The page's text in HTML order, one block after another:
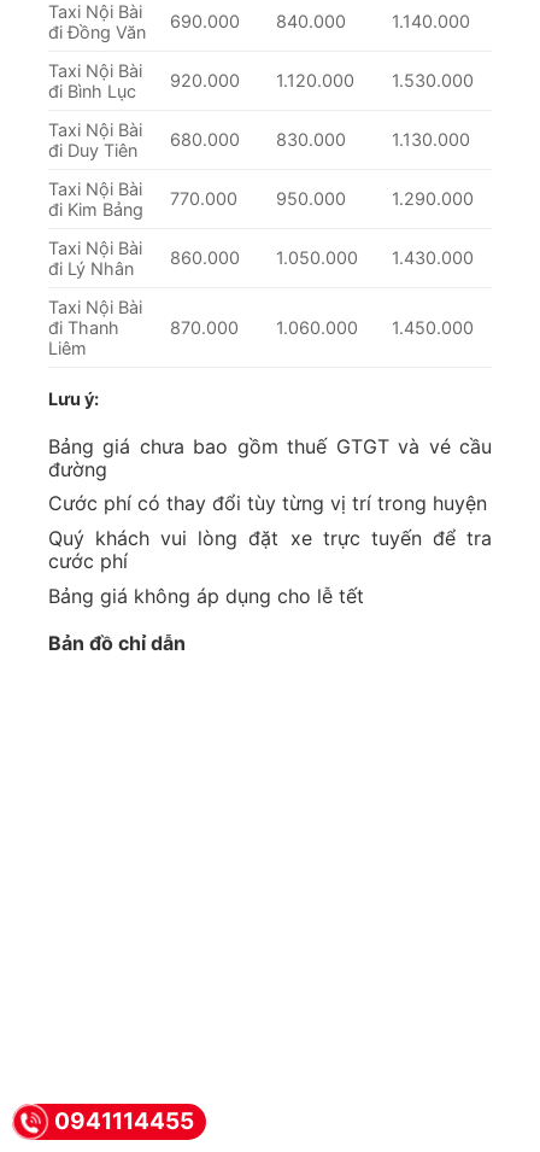
Taxi Nội Bài
đi Đồng Văn
690.000 840.000 1.140.000
Taxi Nội Bài
đi Bình Lục
920.000 1.120.000 1.530.000
Taxi Nội Bài
đi Duy Tiên
680.000 830.000 1.130.000
Taxi Nội Bài
đi Kim Bảng
770.000 950.000 1.290.000
Taxi Nội Bài
đi Lý Nhân
860.000 1.050.000 1.430.000
Taxi Nội Bài
đi Thanh
Liêm
870.000 1.060.000 1.450.000
Lưu ý:
Bảng giá chưa bao gồm thuế GTGT và vé cầu
đường
Cước phí có thay đổi tùy từng vị trí trong huyện
Quý khách vui lòng đặt xe trực tuyến để tra
cước phí
Bảng giá không áp dụng cho lễ tết
Bản đồ chỉ dẫn
0941114455